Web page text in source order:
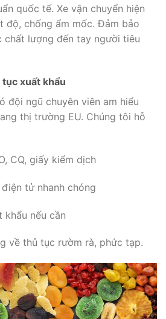
quốc tế. Xe vận chuyển hiện
độ, chống ẩm mốc. Đảm bảo
lượng đến tay người tiêu
xuất khẩu
đội ngũ chuyên viên am hiểu
thị trường EU. Chúng tôi hỗ
CQ, giấy kiểm dịch
tử nhanh chóng
khẩu nếu cần
về thủ tục rườm rà, phức tạp.